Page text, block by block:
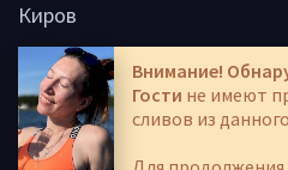
Киров
Внимание!
Гости не имеют
сливов из